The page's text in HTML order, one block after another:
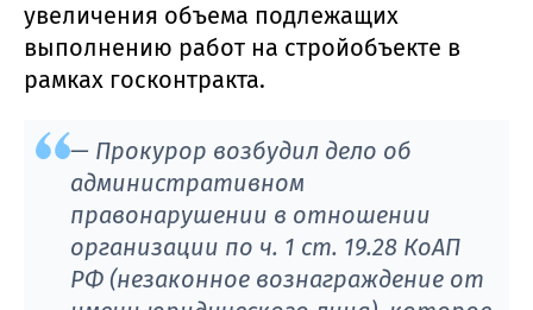
увеличения объема подлежащих
выполнению работ на стройобъекте в
рамках госконтракта.
— Прокурор возбудил дело об
административном
правонарушении в отношении
организации по ч. 1 ст. 19.28 КоАП
РФ (незаконное вознаграждение от